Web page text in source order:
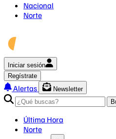
Nacional
Norte
Iniciar sesión
Regístrate
Alertas
Newsletter
Última Hora
Norte